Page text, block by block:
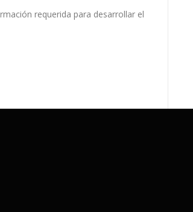
requerida para desarrollar el